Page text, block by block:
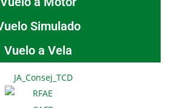
Simulado
Vuelo a Vela